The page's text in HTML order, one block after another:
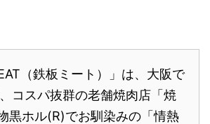
（鉄板ミート）」は、大阪で
コスパ抜群の老舗焼肉店「焼
黒ホル(R)でお馴染みの「情熱